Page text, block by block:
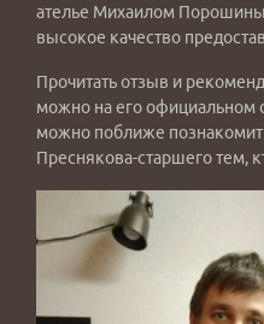
ателье Михаилом
высокое качество
Прочитать отзыв и
можно на его официальном
можно поближе
Преснякова-старшего тем,